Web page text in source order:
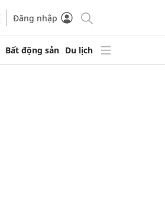
Đăng nhập
Bất động sản Du lịch